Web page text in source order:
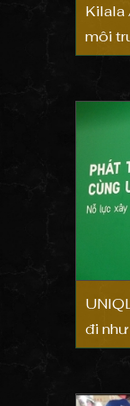
Kilala
môi
đi